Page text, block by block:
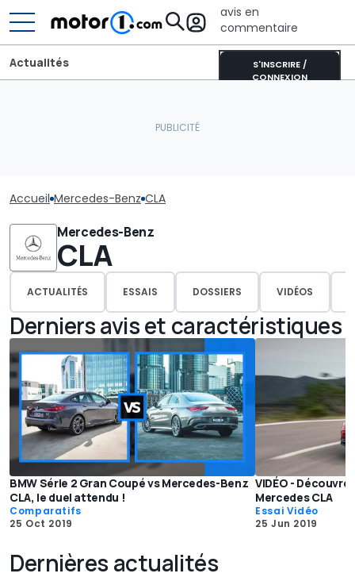
avis en
commentaire
S'INSCRIRE /
CONNEXION
Actualités
Accueil Mercedes-Benz CLA
Mercedes-Benz
CLA
ACTUALITÉS ESSAIS DOSSIERS VIDÉOS
Derniers avis et caractéristiques
BMW Série 2 Gran Coupé vs Mercedes-Benz
CLA, le duel attendu !
Comparatifs
25 Oct 2019
VIDÉO -
Mercedes CLA
Essai Vidéo
25 Jun 2019
Dernières actualités